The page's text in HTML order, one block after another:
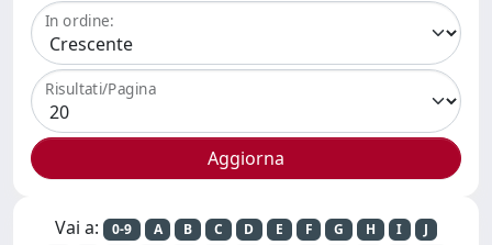
In ordine:
Risultati/Pagina
Vai a: 0-9 A B C D E F G H I
J